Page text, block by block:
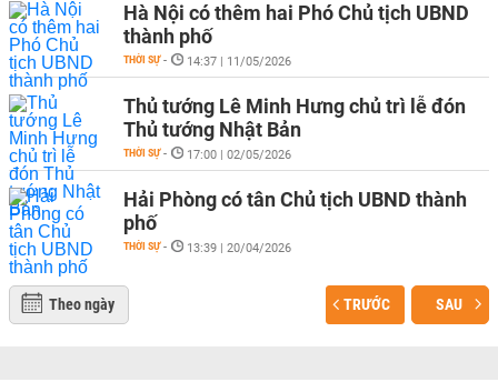
Hà Nội có thêm hai Phó Chủ tịch UBND
thành phố
THỜI SỰ - 14:37 | 11/05/2026
Thủ tướng Lê Minh Hưng chủ trì lễ đón
Thủ tướng Nhật Bản
THỜI SỰ - 17:00 | 02/05/2026
Hải Phòng có tân Chủ tịch UBND thành
phố
THỜI SỰ - 13:39 | 20/04/2026
Theo ngày TRƯỚC SAU